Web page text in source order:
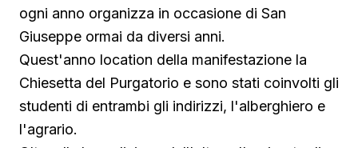
ogni anno organizza in occasione di San
Giuseppe ormai da diversi anni.
Quest'anno location della manifestazione la
Chiesetta del Purgatorio e sono stati coinvolti gli
studenti di entrambi gli indirizzi, l'alberghiero e
l'agrario.